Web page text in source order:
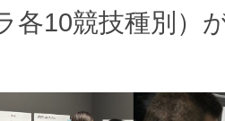
各10競技種別）